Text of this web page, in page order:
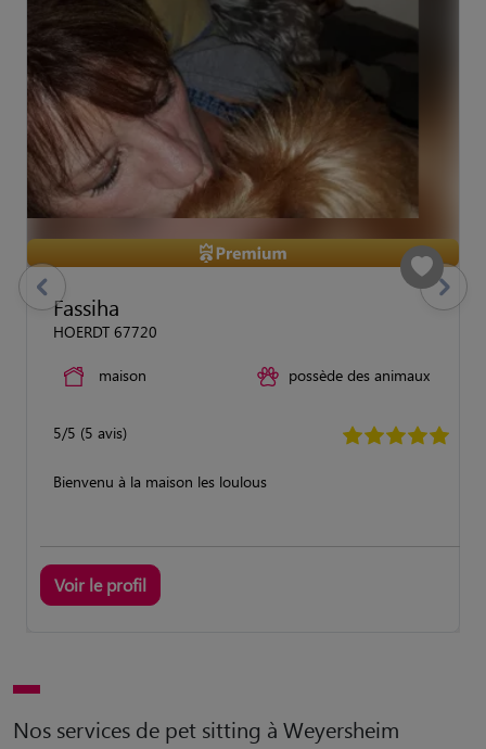
Fassiha
HOERDT 67720
maison possède des animaux
5/5 (5 avis)
Bienvenu à la maison les loulous
Voir le profil
previous Suivant
Nos services de pet sitting à Weyersheim